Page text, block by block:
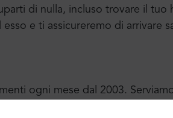
di nulla, incluso trovare il tuo
e ti assicureremo di arrivare
ogni mese dal 2003.
Continuare a